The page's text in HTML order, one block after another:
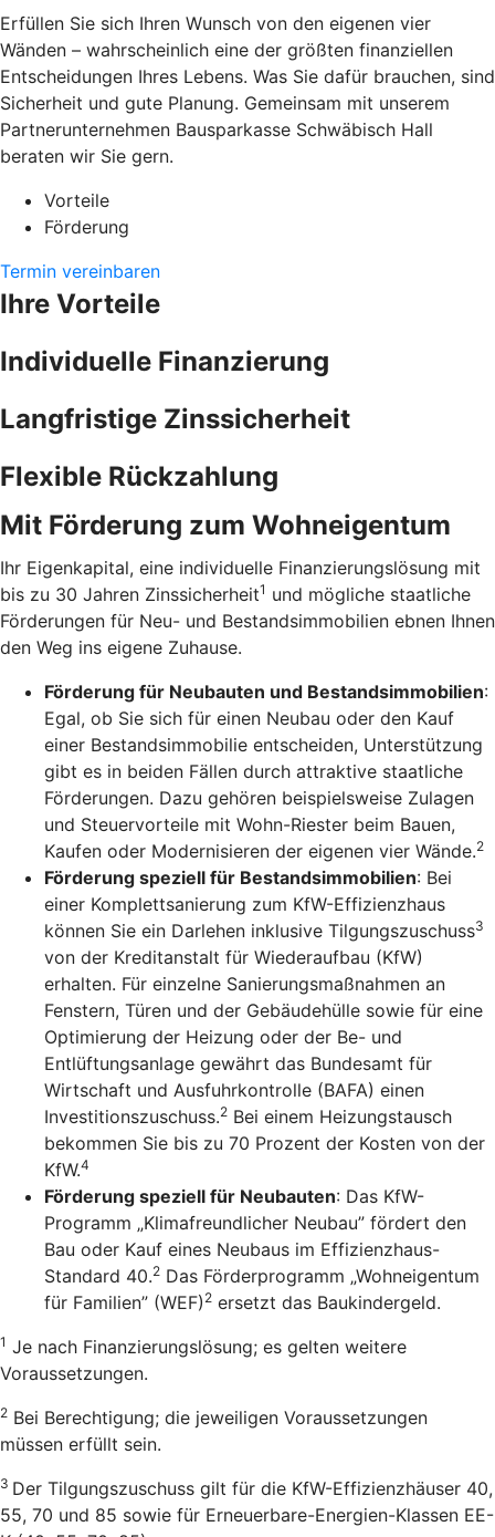
Erfüllen Sie sich Ihren Wunsch von den eigenen vier
Wänden – wahrscheinlich eine der größten finanziellen
Entscheidungen Ihres Lebens. Was Sie dafür brauchen, sind
Sicherheit und gute Planung. Gemeinsam mit unserem
Partnerunternehmen Bausparkasse Schwäbisch Hall
beraten wir Sie gern.
Vorteile
Förderung
Termin vereinbaren
Ihre Vorteile
Individuelle Finanzierung
Langfristige Zinssicherheit
Flexible Rückzahlung
Mit Förderung zum Wohneigentum
Ihr Eigenkapital, eine individuelle Finanzierungslösung mit
bis zu 30 Jahren Zinssicherheit1 und mögliche staatliche
Förderungen für Neu- und Bestandsimmobilien ebnen Ihnen
den Weg ins eigene Zuhause.
Förderung für Neubauten und Bestandsimmobilien:
Egal, ob Sie sich für einen Neubau oder den Kauf
einer Bestandsimmobilie entscheiden, Unterstützung
gibt es in beiden Fällen durch attraktive staatliche
Förderungen. Dazu gehören beispielsweise Zulagen
und Steuervorteile mit Wohn-Riester beim Bauen,
Kaufen oder Modernisieren der eigenen vier Wände.2
Förderung speziell für Bestandsimmobilien: Bei
einer Komplettsanierung zum KfW-Effizienzhaus
können Sie ein Darlehen inklusive Tilgungszuschuss3
von der Kreditanstalt für Wiederaufbau (KfW)
erhalten. Für einzelne Sanierungsmaßnahmen an
Fenstern, Türen und der Gebäudehülle sowie für eine
Optimierung der Heizung oder der Be- und
Entlüftungsanlage gewährt das Bundesamt für
Wirtschaft und Ausfuhrkontrolle (BAFA) einen
Investitionszuschuss.2 Bei einem Heizungstausch
bekommen Sie bis zu 70 Prozent der Kosten von der
KfW.4
Förderung speziell für Neubauten: Das KfW-
Programm „Klimafreundlicher Neubau” fördert den
Bau oder Kauf eines Neubaus im Effizienzhaus-
Standard 40.2 Das Förderprogramm „Wohneigentum
für Familien” (WEF) 2 ersetzt das Baukindergeld.
1 Je nach Finanzierungslösung; es gelten weitere
Voraussetzungen.
2 Bei Berechtigung; die jeweiligen Voraussetzungen
müssen erfüllt sein.
3 Der Tilgungszuschuss gilt für die KfW-Effizienzhäuser 40,
55, 70 und 85 sowie für Erneuerbare-Energien-Klassen EE-